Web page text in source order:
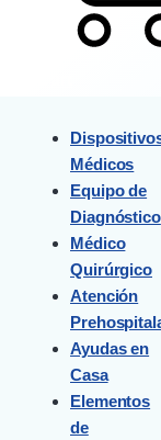
Médicos
Equipo de
Diagnóstico
Médico
Quirúrgico
Atención
Ayudas en
Casa
Elementos
de